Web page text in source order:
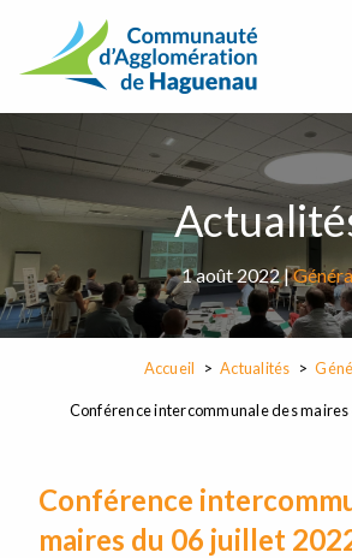
1 août 2022 |
Accueil Actualités
Conférence intercommunale des maires
Conférence
maires du 06 juillet